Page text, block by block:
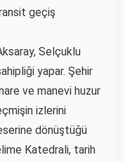
geçiş
Selçuklu
yapar. Şehir
ve manevi huzur
izlerini
dönüştüğü
Katedrali, tarih